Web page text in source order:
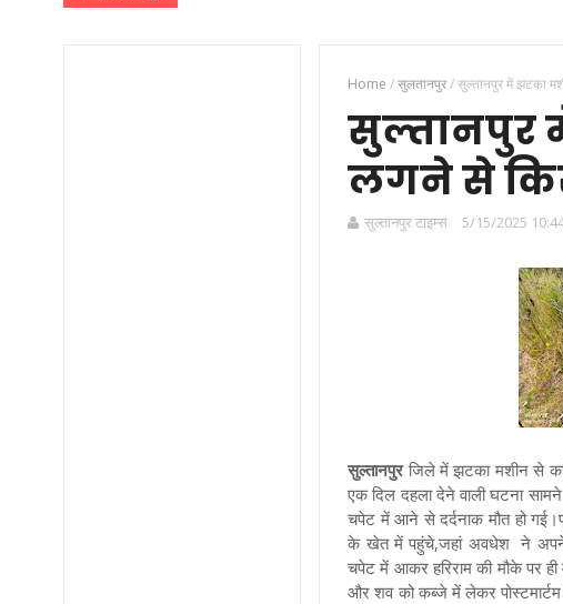
Home /सुलतानपुर/सुल्तानपुर में झटका
सुल्तानपुर
लगने से
सुल्तानपुर टाइम्स 5/15/2025
सुल्तानपुरजिले में झटका मशीन से
एक दिल दहला देने वाली घटना
चपेट में आने से दर्दनाक मौत हो
के खेत में पहुंचे,जहां अवधेश ने अपने
चपेट में आकर हरिराम की मौके पर
और शव को कब्जे में लेकर